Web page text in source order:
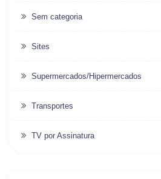
Sem categoria
Sites
Supermercados/Hipermercados
Transportes
TV por Assinatura